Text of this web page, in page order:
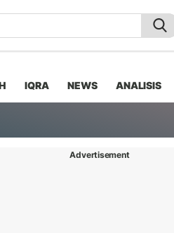
IQRA NEWS ANALISIS
Advertisement